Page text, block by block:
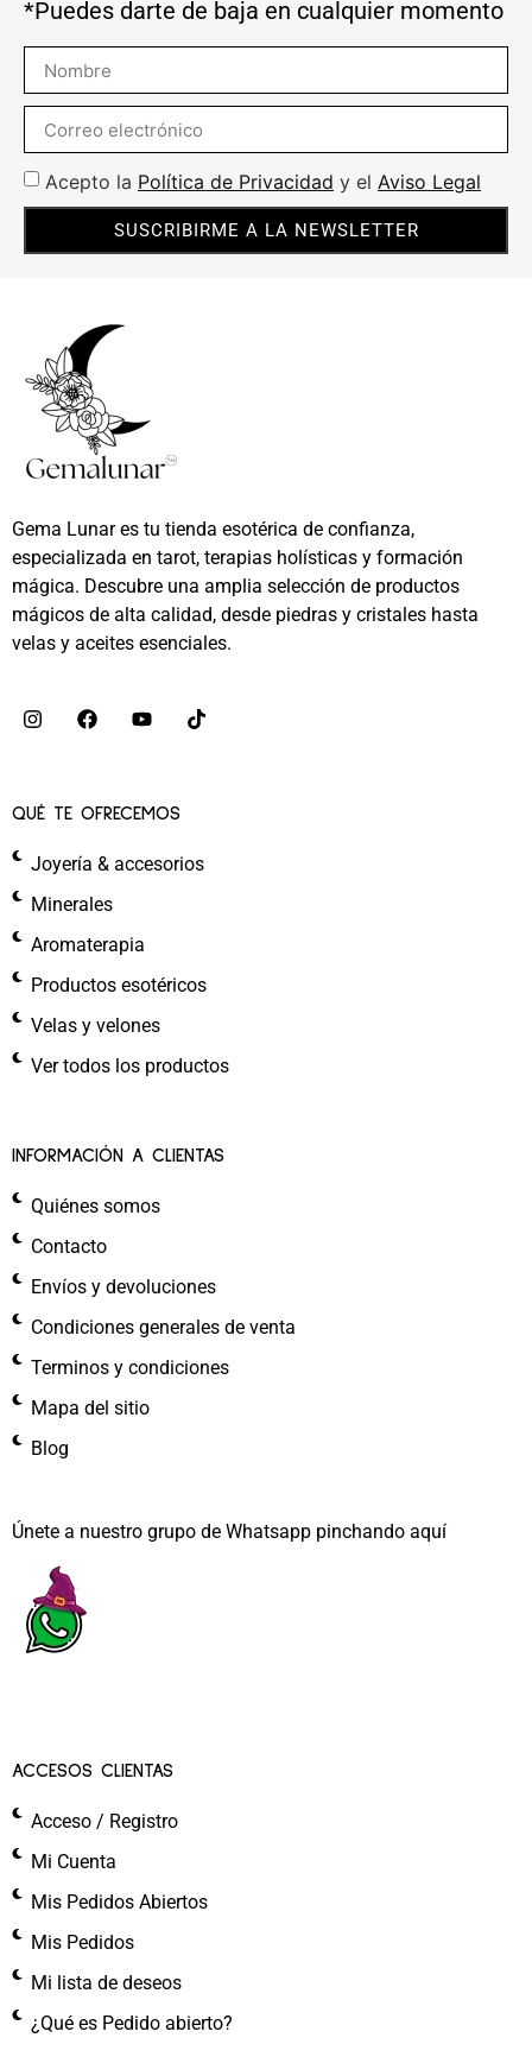
*Puedes darte de baja en cualquier momento
Acepto la Política de Privacidad y el Aviso Legal
SUSCRIBIRME A LA NEWSLETTER
Gema Lunar es tu tienda esotérica de confianza,
especializada en tarot, terapias holísticas y formación
mágica. Descubre una amplia selección de productos
mágicos de alta calidad, desde piedras y cristales hasta
velas y aceites esenciales.
QUÉ TE OFRECEMOS
Joyería & accesorios
Minerales
Aromaterapia
Productos esotéricos
Velas y velones
Ver todos los productos
INFORMACIÓN A CLIENTAS
Quiénes somos
Contacto
Envíos y devoluciones
Condiciones generales de venta
Terminos y condiciones
Mapa del sitio
Blog
Únete a nuestro grupo de Whatsapp pinchando aquí​
ACCESOS CLIENTAS
Acceso / Registro
Mi Cuenta
Mis Pedidos Abiertos
Mis Pedidos
Mi lista de deseos
¿Qué es Pedido abierto?